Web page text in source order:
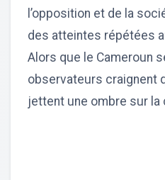
l’opposition et de la
des atteintes répétées
Alors que le Cameroun
observateurs craignent
jettent une ombre sur